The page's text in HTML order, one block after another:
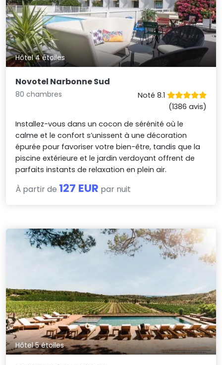
Hôtel 4 étoiles
Novotel Narbonne Sud
80 chambres
Noté 8.1
(1386 avis)
Installez-vous dans un cocon de sérénité où le
calme et le confort s’unissent à une décoration
épurée pour favoriser votre bien-être, tandis que la
piscine extérieure et le jardin verdoyant offrent de
parfaits instants de relaxation en plein air.
À partir de 127 EUR par nuit
Hôtel 5 étoiles